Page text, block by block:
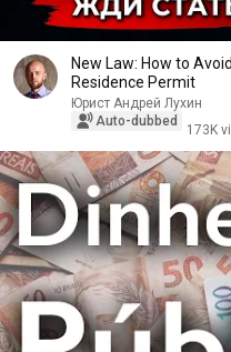
New Law: How to
Residence Permit
Юрист Андрей Лухин
Auto-dubbed
173K